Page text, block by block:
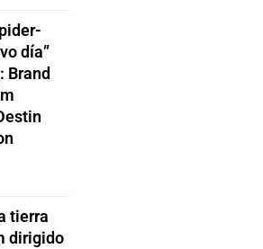
día”
Brand
tierra
dirigido